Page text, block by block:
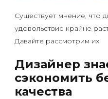
Существует мнение, что
удовольствие крайне
Давайте рассмотрим их.
Дизайнер
сэкономить
качества